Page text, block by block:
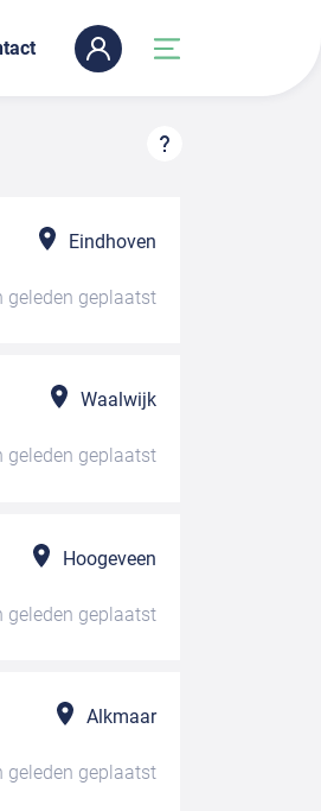
Eindhoven
geleden geplaatst
Waalwijk
geleden geplaatst
Hoogeveen
geleden geplaatst
Alkmaar
geleden geplaatst